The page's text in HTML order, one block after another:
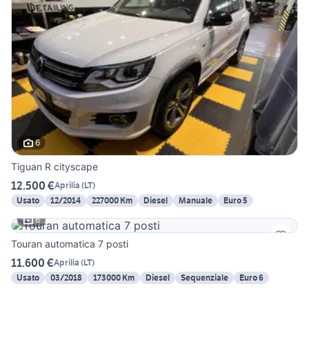
6
Tiguan R cityscape
12.500 €Aprilia (LT)
Usato
12/2014 227000 Km Diesel Manuale
Euro 5
6
Touran automatica 7 posti
11.600 €Aprilia (LT)
Usato
03/2018 173000 Km Diesel Sequenziale Euro 6